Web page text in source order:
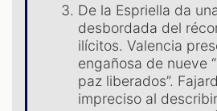
De la Espriella da
desbordada del
ilícitos. Valencia
engañosa de nueve
paz liberados”.
impreciso al